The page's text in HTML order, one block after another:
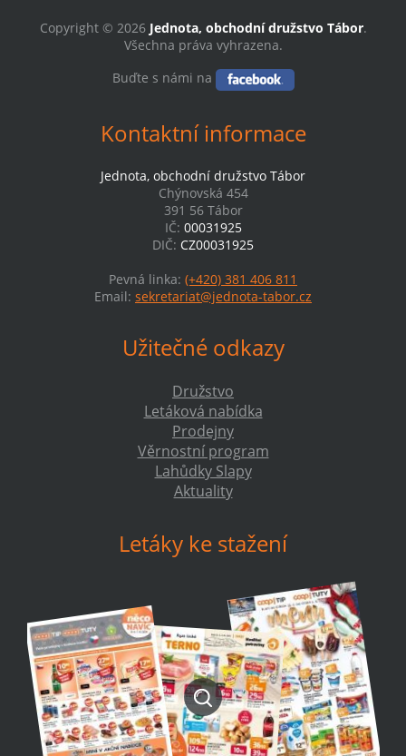
Copyright © 2026 Jednota, obchodní družstvo Tábor.
Všechna práva vyhrazena.
Buďte s námi na
Kontaktní informace
Jednota, obchodní družstvo Tábor
Chýnovská 454
391 56 Tábor
IČ: 00031925
DIČ: CZ00031925
Pevná linka: (+420) 381 406 811
Email: sekretariat@jednota-tabor.cz
Užitečné odkazy
Družstvo
Letáková nabídka
Prodejny
Věrnostní program
Lahůdky Slapy
Aktuality
Letáky ke stažení